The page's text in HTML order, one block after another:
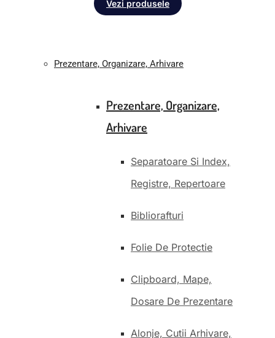
Vezi produsele
Prezentare, Organizare, Arhivare
Prezentare, Organizare,
Arhivare
Separatoare Si Index,
Registre, Repertoare
Bibliorafturi
Folie De Protectie
Clipboard, Mape,
Dosare De Prezentare
Alonje, Cutii Arhivare,